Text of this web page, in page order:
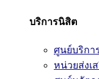
บริการนิสิต
ศูนย์บริกา
หน่วยส่งเ